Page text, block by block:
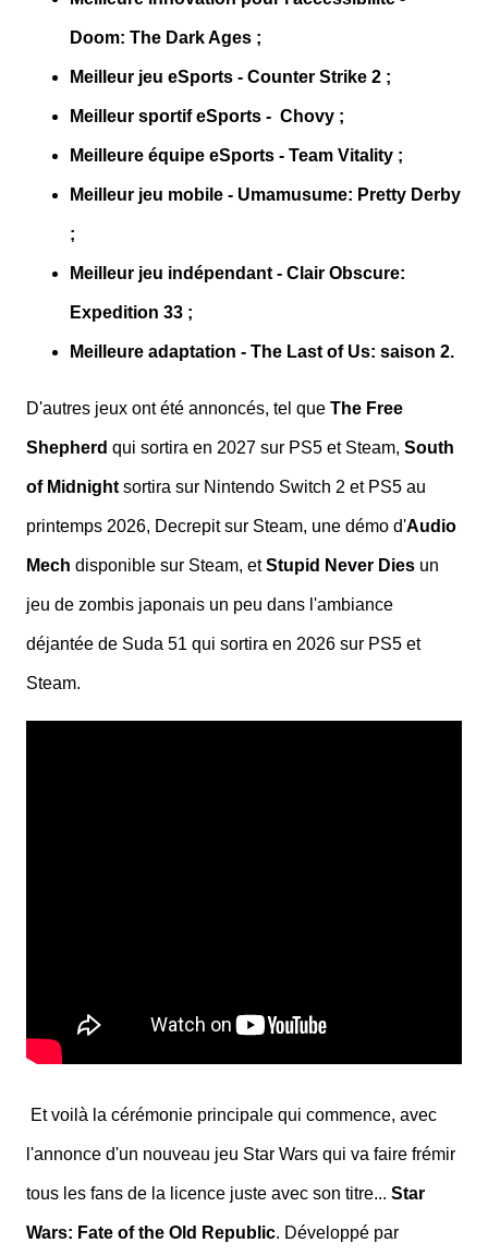
Doom: The Dark Ages ;
Meilleur jeu eSports - Counter Strike 2 ;
Meilleur sportif eSports - Chovy ;
Meilleure équipe eSports - Team Vitality ;
Meilleur jeu mobile - Umamusume: Pretty Derby
;
Meilleur jeu indépendant - Clair Obscure:
Expedition 33 ;
Meilleure adaptation - The Last of Us: saison 2.
D'autres jeux ont été annoncés, tel que The Free
Shepherd qui sortira en 2027 sur PS5 et Steam, South
of Midnight sortira sur Nintendo Switch 2 et PS5 au
printemps 2026, Decrepit sur Steam, une démo d'Audio
Mech disponible sur Steam, etStupid Never Dies un
jeu de zombis japonais un peu dans l'ambiance
déjantée de Suda 51 qui sortira en 2026 sur PS5 et
Steam.
Et voilà la cérémonie principale qui commence, avec
l'annonce d'un nouveau jeu Star Wars qui va faire frémir
tous les fans de la licence juste avec son titre... Star
Wars: Fate of the Old Republic. Développé par